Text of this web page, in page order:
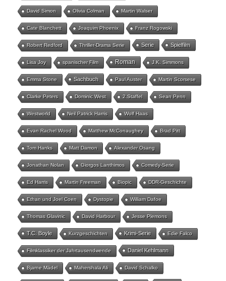
David Simon Olivia Colman Martin Walser
Cate Blanchett Joaquim Phoenix Franz Rogowski
Robert Redford Thriller-Drama Serie Serie Spielfilm
Lisa Joy spanischer Film Roman J.K. Simmons
Emma Stone Sachbuch Paul Auster Martin Scorsese
Clarke Peters Dominic West 2.Staffel Sean Penn
Westworld Neil Patrick Harris Wolf Haas
Evan Rachel Wood Matthew McConaughey Brad Pitt
Tom Hanks Matt Damon Alexander Osang
Jonathan Nolan Giorgos Lanthimos Comedy-Serie
Ed Harris Martin Freeman Biopic DDR-Geschichte
Ethan und Joel Coen Dystopie William Dafoe
Thomas Glavinic David Harbour Jesse Plemons
T.C. Boyle Kurzgeschichten Krimi-Serie Edie Falco
Filmklassiker der Jahrtausendwende Daniel Kehlmann
Bjarne Mädel Mahershala Ali David Schalko